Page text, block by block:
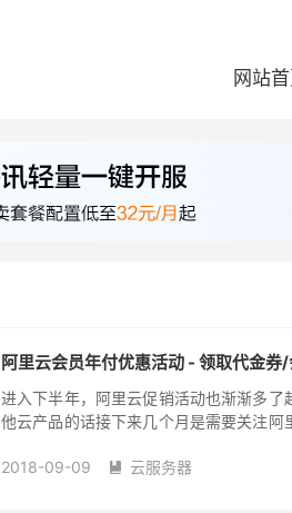
网站
阿里云会员年付优惠活动 - 领取代金券
进入下半年，阿里云促销活动也渐渐多
他云产品的话接下来几个月是需要关注阿
2018-09-09
 云服务器